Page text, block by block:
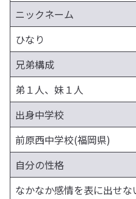
ニックネーム
ひなり
兄弟構成
弟１人、妹１人
出身中学校
前原西中学校(福岡県)
自分の性格
なかなか感情を表に出せ